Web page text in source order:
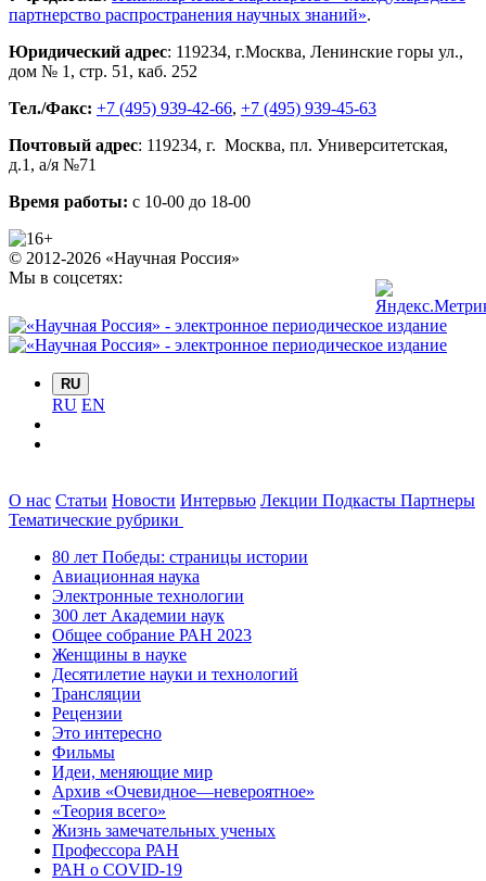
партнерство распространения научных знаний».
Юридический адрес: 119234, г.Москва, Ленинские горы ул.,
дом № 1, стр. 51 , каб. 252
Тел./Факс: +7 (495) 939-42-66, +7 (495) 939-45-63
Почтовый адрес: 119234, г. Москва, пл. Университетская,
д.1 , а/я №71
Время работы: с 10-00 до 18-00
© 2012-2026 «Научная Россия»
Мы в соцсетях:
RU
RU EN
О нас Статьи Новости Интервью Лекции Подкасты Партнеры
Тематические рубрики
80 лет Победы: страницы истории
Авиационная наука
Электронные технологии
300 лет Академии наук
Общее собрание РАН 2023
Женщины в науке
Десятилетие науки и технологий
Трансляции
Рецензии
Это интересно
Фильмы
Идеи, меняющие мир
Архив «Очевидное—невероятное»
«Теория всего»
Жизнь замечательных ученых
Профессора РАН
РАН о COVID-19